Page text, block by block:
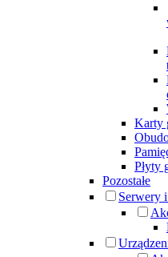
Karty
Płyty
Pozostałe
Serwery